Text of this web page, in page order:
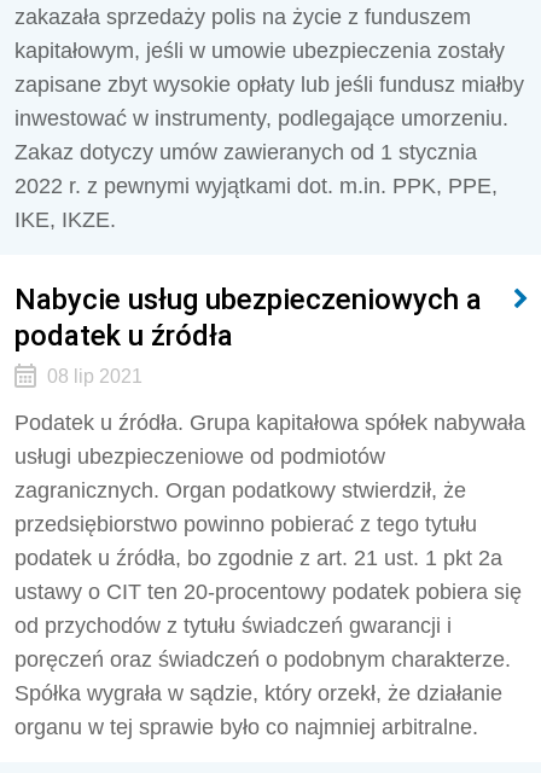
zakazała sprzedaży polis na życie z funduszem
kapitałowym, jeśli w umowie ubezpieczenia zostały
zapisane zbyt wysokie opłaty lub jeśli fundusz miałby
inwestować w instrumenty, podlegające umorzeniu.
Zakaz dotyczy umów zawieranych od 1 stycznia
2022 r. z pewnymi wyjątkami dot. m.in. PPK, PPE,
IKE, IKZE.
Nabycie usług ubezpieczeniowych a
podatek u źródła
08 lip 2021
Podatek u źródła. Grupa kapitałowa spółek nabywała
usługi ubezpieczeniowe od podmiotów
zagranicznych. Organ podatkowy stwierdził, że
przedsiębiorstwo powinno pobierać z tego tytułu
podatek u źródła, bo zgodnie z art. 21 ust. 1 pkt 2a
ustawy o CIT ten 20-procentowy podatek pobiera się
od przychodów z tytułu świadczeń gwarancji i
poręczeń oraz świadczeń o podobnym charakterze.
Spółka wygrała w sądzie, który orzekł, że działanie
organu w tej sprawie było co najmniej arbitralne.